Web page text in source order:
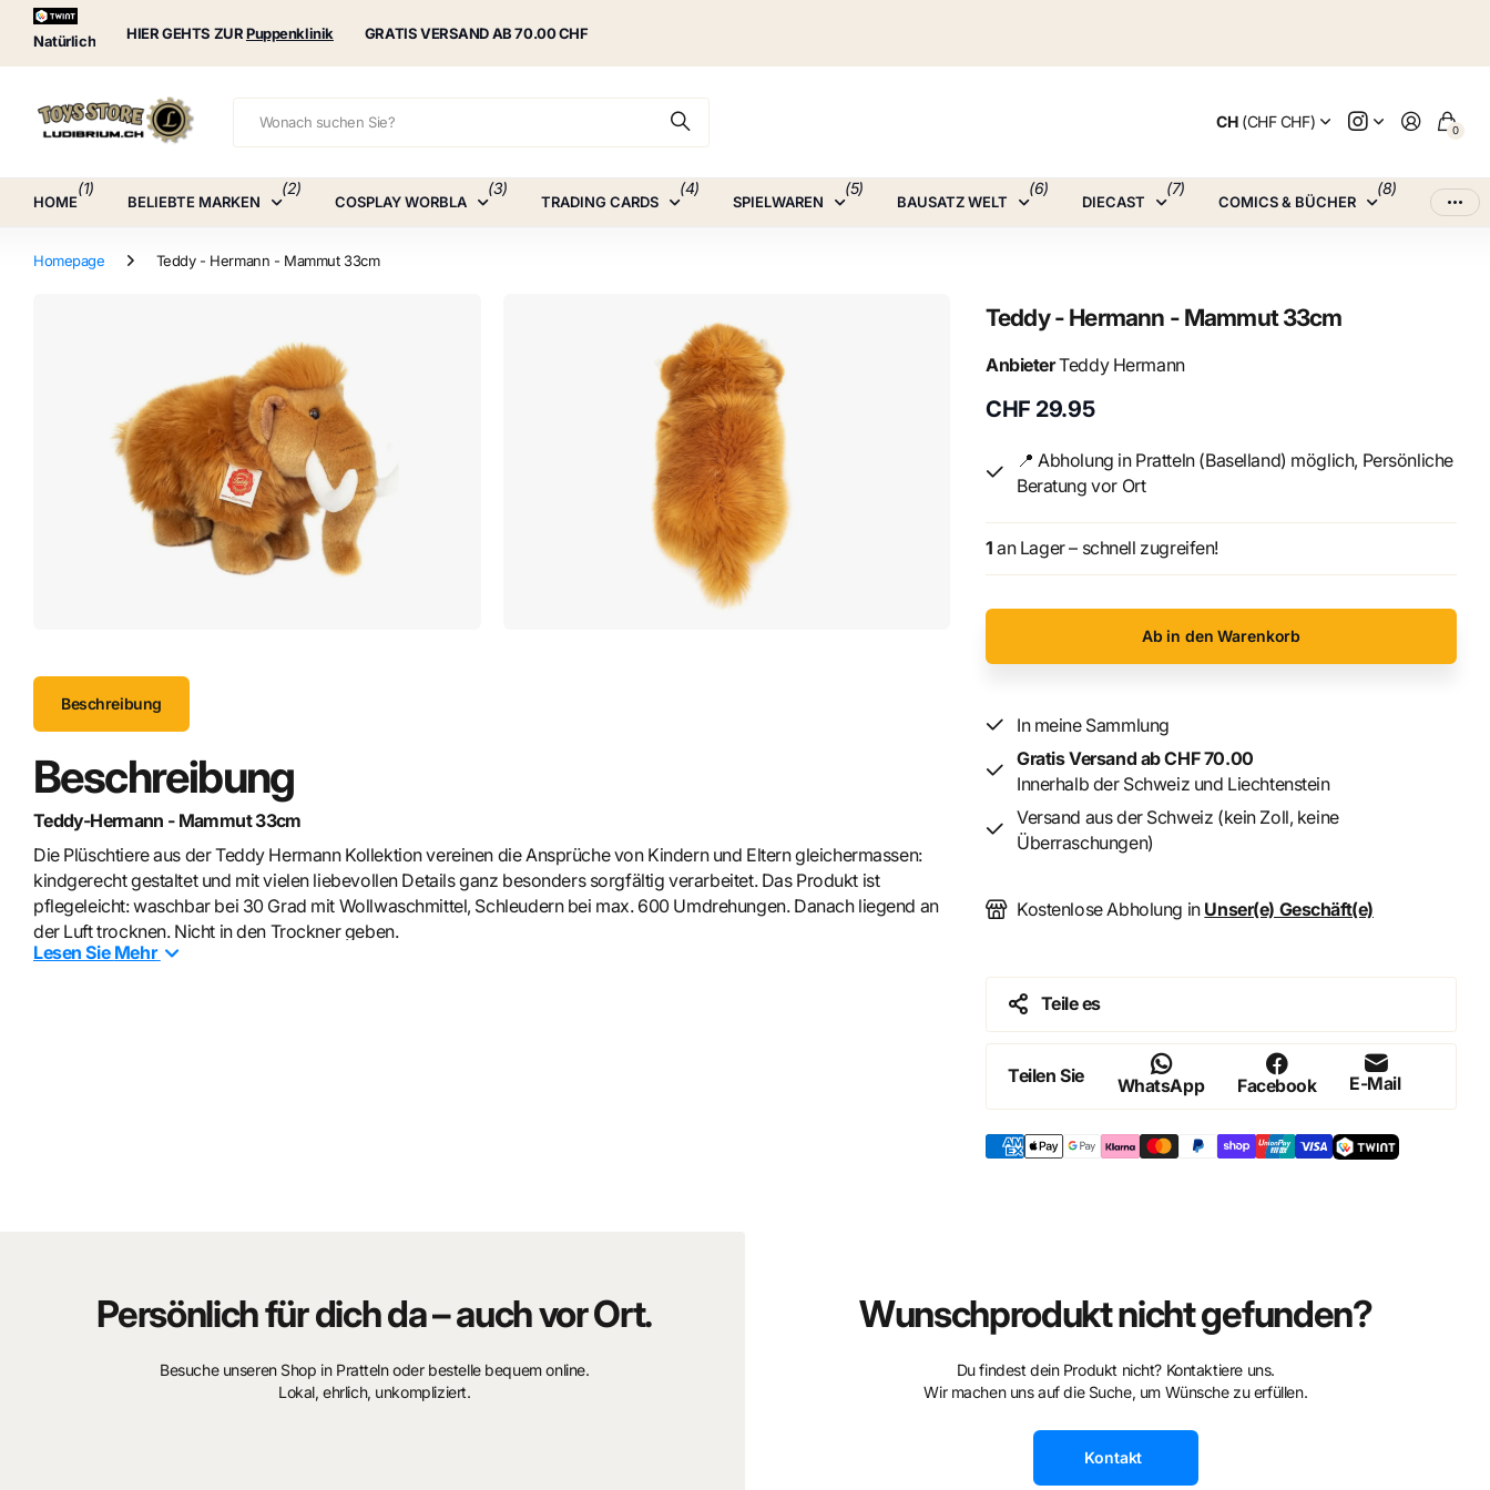
Natürlich HIER GEHTS ZURPuppenklinik
Puppenklinik GRATIS VERSAND AB 70.00 CHF
CH(CHF CHF) 0
HOME
(1)
BELIEBTE MARKEN
(2)
COSPLAY WORBLA
(3)
TRADING CARDS
(4)
SPIELWAREN
(5)
BAUSATZ WELT
(6)
DIECAST
(7)
COMICS & BÜCHER
(8)
Homepage Teddy - Hermann - Mammut 33cm
Beschreibung
Beschreibung
Teddy-Hermann - Mammut 33cm
Die Plüschtiere aus der Teddy Hermann Kollektion vereinen die Ansprüche von Kindern und Eltern gleichermassen:
kindgerecht gestaltet und mit vielen liebevollen Details ganz besonders sorgfältig verarbeitet. Das Produkt ist
pflegeleicht: waschbar bei 30 Grad mit Wollwaschmittel, Schleudern bei max. 600 Umdrehungen. Danach liegend an
der Luft trocknen. Nicht in den Trockner geben.
Lesen Sie Mehr
Teddy - Hermann - Mammut 33cm
AnbieterTeddy Hermann
CHF 29.95
📍 Abholung in Pratteln (Baselland) möglich, Persönliche
Beratung vor Ort
1 an Lager – schnell zugreifen!
Ab in den Warenkorb
In meine Sammlung
Gratis Versand ab CHF 70.00
Innerhalb der Schweiz und Liechtenstein
Versand aus der Schweiz (kein Zoll, keine
Überraschungen)
Kostenlose Abholung in Unser(e) Geschäft(e)
Teile es
Teilen Sie WhatsApp Facebook E-Mail
Persönlich für dich da – auch vor Ort.
Besuche unseren Shop in Pratteln oder bestelle bequem online.
Lokal, ehrlich, unkompliziert.
Wunschprodukt nicht gefunden?
Du findest dein Produkt nicht? Kontaktiere uns.
Wir machen uns auf die Suche, um Wünsche zu erfüllen.
Kontakt